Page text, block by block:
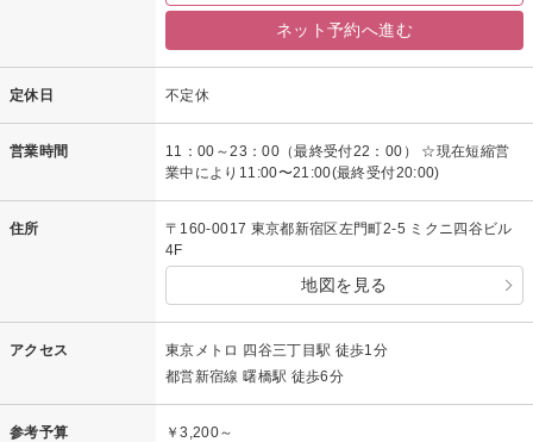
ネット予約へ進む
定休日 不定休
営業時間
11：00～23：00（最終受付22：00） ☆現在短縮営
業中により11:00〜21:00(最終受付20:00)
住所
〒160-0017 東京都新宿区左門町2-5 ミクニ四谷ビル
4F
地図を見る
アクセス
東京メトロ 四谷三丁目駅 徒歩1分
都営新宿線 曙橋駅 徒歩6分
参考予算 ￥3,200～